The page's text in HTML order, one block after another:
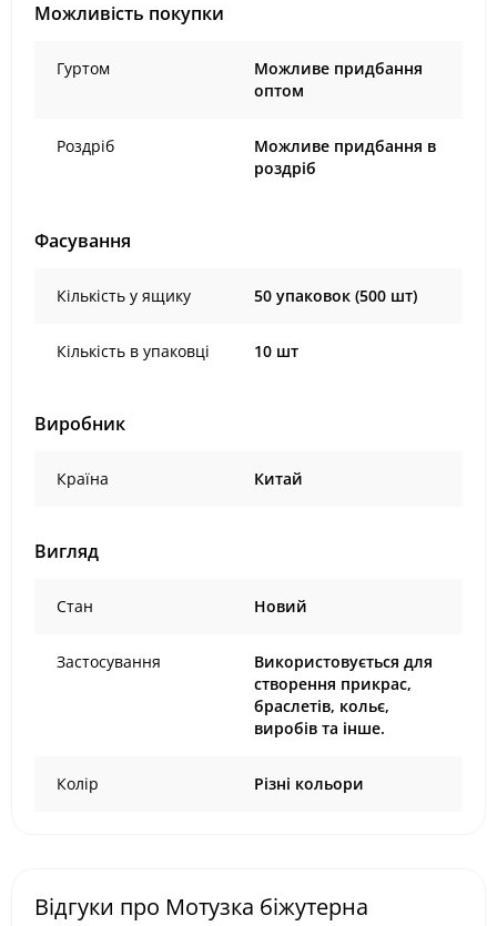
Можливість покупки
Гуртом
Можливе придбання
оптом
Роздріб
Можливе придбання в
роздріб
Фасування
Кількість у ящику 50 упаковок (500 шт)
Кількість в упаковці 10 шт
Виробник
Країна Китай
Вигляд
Стан Новий
Застосування
Використовується для
створення прикрас,
браслетів, кольє,
виробів та інше.
Колір Різні кольори
Відгуки про Мотузка біжутерна